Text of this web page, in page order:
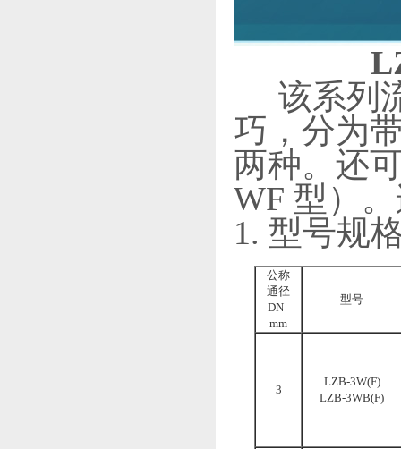
该系列
巧，分为
两种。还
WF 型）
1. 型号规
公称
通径
DN
mm
型号
3
LZB-3W(F)
LZB-3WB(F)